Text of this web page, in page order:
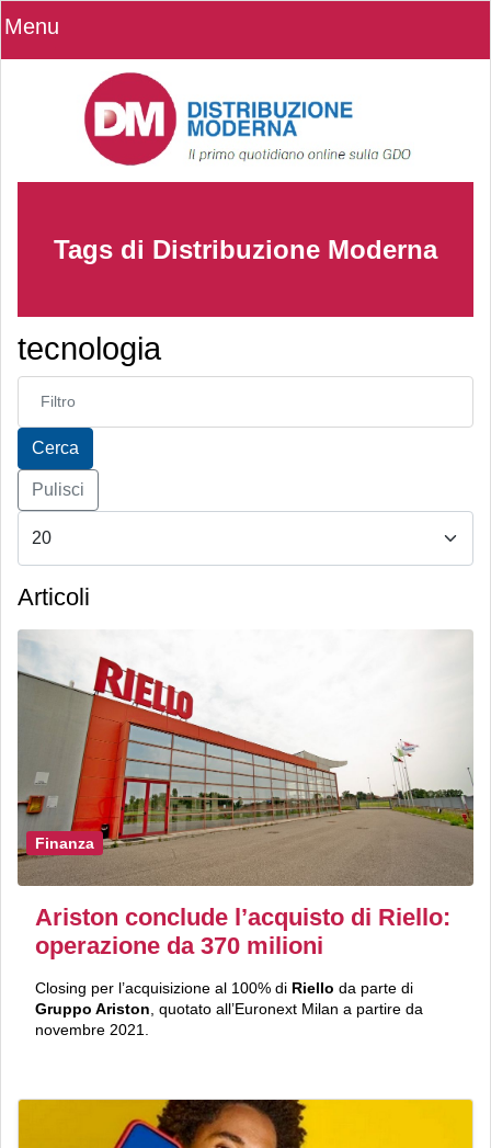
Menu
Tags di Distribuzione Moderna
tecnologia
Inserisci parte del titolo
Cerca
Pulisci
Articoli
Finanza
Ariston conclude l’acquisto di Riello:
operazione da 370 milioni
Closing per l’acquisizione al 100% di Riello da parte di
Gruppo Ariston , quotato all’Euronext Milan a partire da
novembre 2021.